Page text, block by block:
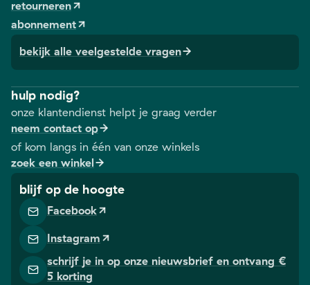
retourneren
abonnement
bekijk alle veelgestelde vragen
hulp nodig?
onze klantendienst helpt je graag verder
neem contact op
of kom langs in één van onze winkels
zoek een winkel
blijf op de hoogte
Facebook
Instagram
schrijf je in op onze nieuwsbrief en ontvang €
5 korting